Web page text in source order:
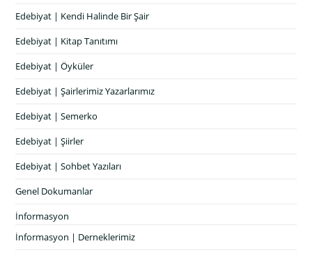
Edebiyat | Kendi Halinde Bir Şair
Edebiyat | Kitap Tanıtımı
Edebiyat | Öyküler
Edebiyat | Şairlerimiz Yazarlarımız
Edebiyat | Semerko
Edebiyat | Şiirler
Edebiyat | Sohbet Yazıları
Genel Dokumanlar
İnformasyon
İnformasyon | Derneklerimiz